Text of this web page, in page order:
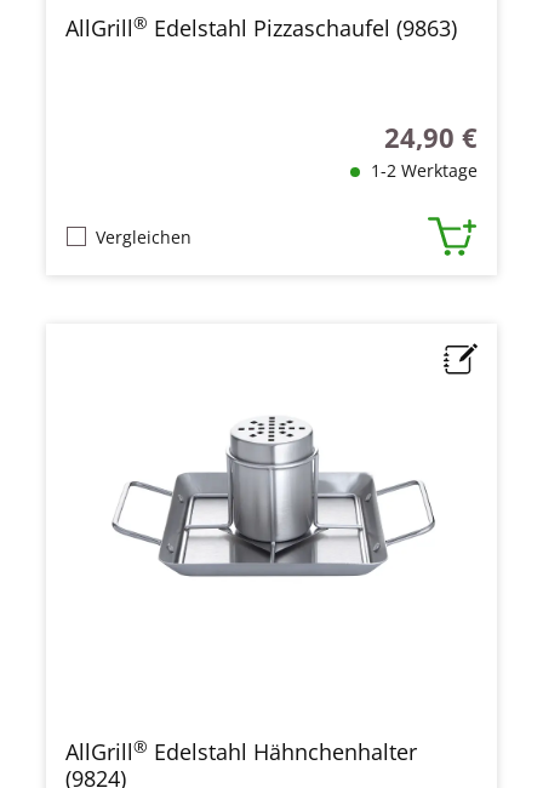
AllGrill® Edelstahl Pizzaschaufel (9863)
Regulärer Preis:
24,90 €
1-2 Werktage
Vergleichen
AllGrill® Edelstahl Hähnchenhalter
(9824)